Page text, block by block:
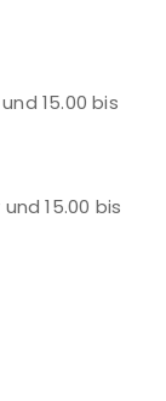
15.00 bis
15.00 bis